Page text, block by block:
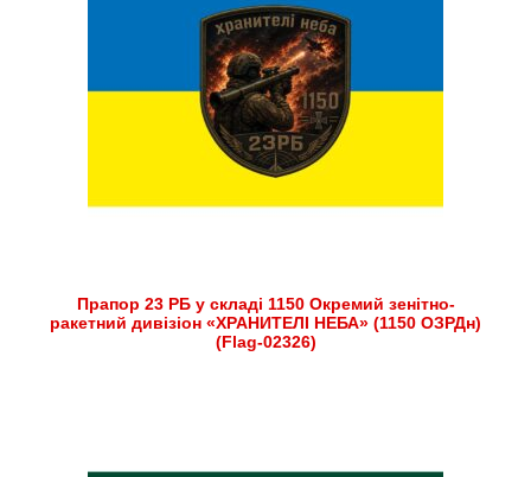
Прапор 23 РБ у складі 1150 Окремий зенітно-
ракетний дивізіон «ХРАНИТЕЛІ НЕБА» (1150 ОЗРДн)
(Flag-02326)